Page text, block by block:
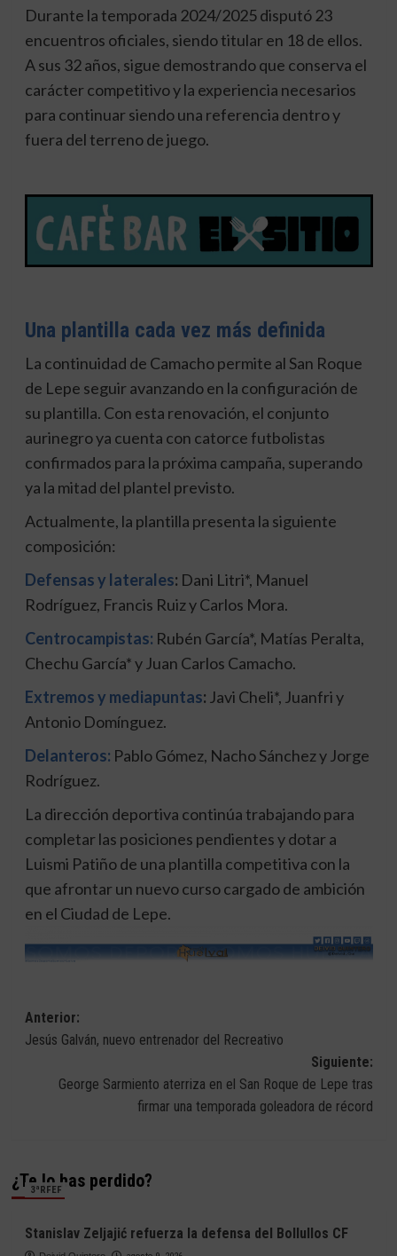
Durante la temporada 2024/2025 disputó 23
encuentros oficiales, siendo titular en 18 de ellos.
A sus 32 años, sigue demostrando que conserva el
carácter competitivo y la experiencia necesarios
para continuar siendo una referencia dentro y
fuera del terreno de juego.
Una plantilla cada vez más definida
La continuidad de Camacho permite al San Roque
de Lepe seguir avanzando en la configuración de
su plantilla. Con esta renovación, el conjunto
aurinegro ya cuenta con catorce futbolistas
confirmados para la próxima campaña, superando
ya la mitad del plantel previsto.
Actualmente, la plantilla presenta la siguiente
composición:
Defensas y laterales: Dani Litri*, Manuel
Rodríguez, Francis Ruiz y Carlos Mora.
Centrocampistas: Rubén García*, Matías Peralta,
Chechu García* y Juan Carlos Camacho.
Extremos y mediapuntas: Javi Cheli*, Juanfri y
Antonio Domínguez.
Delanteros: Pablo Gómez, Nacho Sánchez y Jorge
Rodríguez.
La dirección deportiva continúa trabajando para
completar las posiciones pendientes y dotar a
Luismi Patiño de una plantilla competitiva con la
que afrontar un nuevo curso cargado de ambición
en el Ciudad de Lepe.
Navegación
de
entradas
Anterior:
Jesús Galván, nuevo entrenador del Recreativo
Siguiente:
George Sarmiento aterriza en el San Roque de Lepe tras
firmar una temporada goleadora de récord
¿Te lo has perdido?
3ªRFEF
Stanislav Zeljajić refuerza la defensa del Bollullos CF